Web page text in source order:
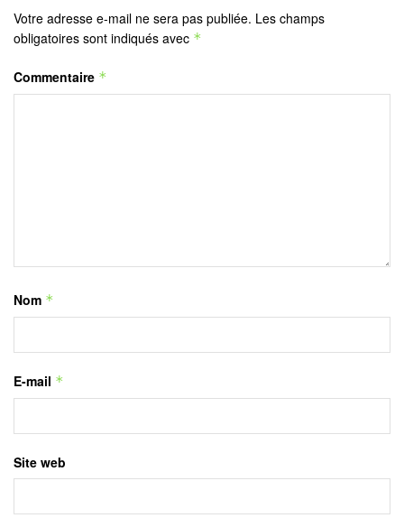
Votre adresse e-mail ne sera pas publiée. Les champs
obligatoires sont indiqués avec *
Commentaire *
Nom *
E-mail *
Site web